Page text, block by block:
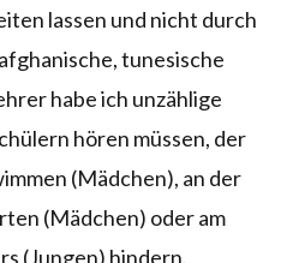
lassen und nicht durch
tunesische
habe ich unzählige
hören müssen, der
(Mädchen), an der
(Mädchen) oder am
(Jungen) hindern.